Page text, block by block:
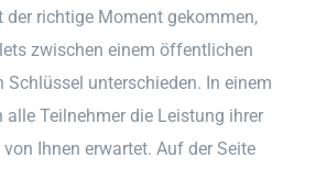
der richtige Moment gekommen,
zwischen einem öffentlichen
Schlüssel unterschieden. In einem
alle Teilnehmer die Leistung ihrer
Ihnen erwartet. Auf der Seite